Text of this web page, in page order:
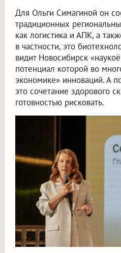
Для Ольги Симагиной он
традиционных
как логистика и АПК, а
в частности, это
видит Новосибирск
потенциал которой во
экономике» инноваций. А
это сочетание здорового
готовностью рисковать.